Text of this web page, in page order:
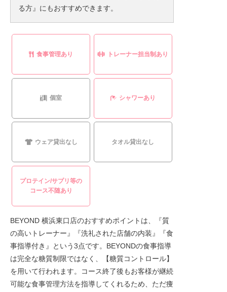
る方』にもおすすめできます。
食事管理あり トレーナー担当制あり
個室 シャワーあり
ウェア貸出なし タオル貸出なし
プロテイン/サプリ等の
コース不随あり
BEYOND 横浜東口店のおすすめポイントは、『質
の高いトレーナー』『洗礼された店舗の内装』『食
事指導付き』という3点です。BEYONDの食事指導
は完全な糖質制限ではなく、【糖質コントロール】
を用いて行われます。コース終了後もお客様が継続
可能な食事管理方法を指導してくれるため、ただ痩